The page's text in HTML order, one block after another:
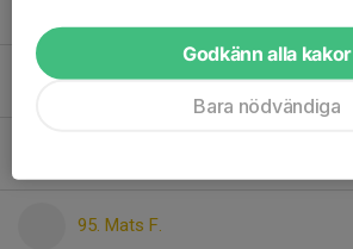
55. John L.
95. Mats F.
Godkänn alla kakor
Bara nödvändiga